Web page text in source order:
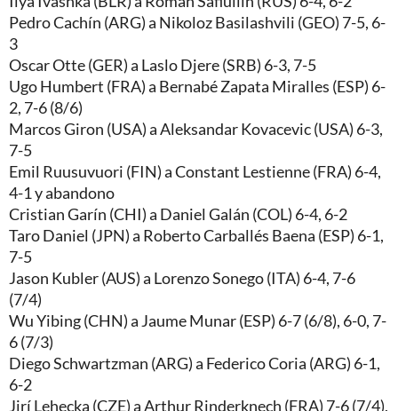
Pedro Cachín (ARG) a Nikoloz Basilashvili (GEO) 7-5, 6-
3
Oscar Otte (GER) a Laslo Djere (SRB) 6-3, 7-5
Ugo Humbert (FRA) a Bernabé Zapata Miralles (ESP) 6-
2, 7-6 (8/6)
Marcos Giron (USA) a Aleksandar Kovacevic (USA) 6-3,
7-5
Emil Ruusuvuori (FIN) a Constant Lestienne (FRA) 6-4,
4-1 y abandono
Cristian Garín (CHI) a Daniel Galán (COL) 6-4, 6-2
Taro Daniel (JPN) a Roberto Carballés Baena (ESP) 6-1,
7-5
Jason Kubler (AUS) a Lorenzo Sonego (ITA) 6-4, 7-6
(7/4)
Wu Yibing (CHN) a Jaume Munar (ESP) 6-7 (6/8), 6-0, 7-
6 (7/3)
Diego Schwartzman (ARG) a Federico Coria (ARG) 6-1,
6-2
Jirí Lehecka (CZE) a Arthur Rinderknech (FRA) 7-6 (7/4),